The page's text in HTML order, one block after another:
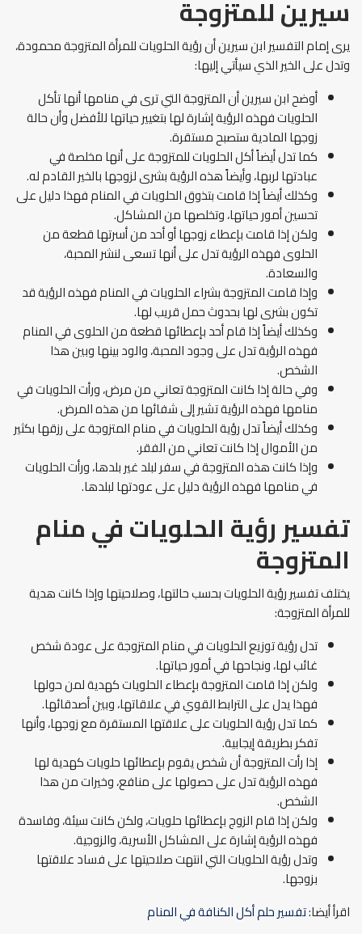
سيرين للمتزوجة
يرى إمام التفسير ابن سيرين أن رؤية الحلويات للمرأة المتزوجة محمودة،
وتدل على الخير الذي سيأتي إليها:
أوضح ابن سيرين أن المتزوجة التي ترى في منامها أنها تأكل
الحلويات فهذه الرؤية إشارة لها بتغيير حياتها للأفضل وأن حالة
زوجها المادية ستصبح مستقرة.
كما تدل أيضاً أكل الحلويات للمتزوجة على أنها مخلصة في
عبادتها لربها، وأيضاً هذه الرؤية بشرى لزوجها بالخير القادم له.
وكذلك أيضاً إذا قامت بتذوق الحلويات في المنام فهذا دليل على
تحسين أمور حياتها، وتخلصها من المشاكل.
ولكن إذا قامت بإعطاء زوجها أو أحد من أسرتها قطعة من
الحلوى فهذه الرؤية تدل على أنها تسعى لنشر المحبة،
والسعادة.
وإذا قامت المتزوجة بشراء الحلويات في المنام فهذه الرؤية قد
تكون بشرى لها بحدوث حمل قريب لها.
وكذلك أيضاً إذا قام أحد بإعطائها قطعة من الحلوى في المنام
فهذه الرؤية تدل على وجود المحبة، والود بينها وبين هذا
الشخص.
وفي حالة إذا كانت المتزوجة تعاني من مرض، ورأت الحلويات في
منامها فهذه الرؤية تشير إلى شفائها من هذه المرض.
وكذلك أيضاً تدل رؤية الحلويات في منام المتزوجة على رزقها بكثير
من الأموال إذا كانت تعاني من الفقر.
وإذا كانت هذه المتزوجة في سفر لبلد غير بلدها، ورأت الحلويات
في منامها فهذه الرؤية دليل على عودتها لبلدها.
تفسير رؤية الحلويات في منام
المتزوجة
يختلف تفسير رؤية الحلويات بحسب حالتها، وصلاحيتها وإذا كانت هدية
للمرأة المتزوجة:
تدل رؤية توزيع الحلويات في منام المتزوجة على عودة شخص
غائب لها، ونجاحها في أمور حياتها.
ولكن إذا قامت المتزوجة بإعطاء الحلويات كهدية لمن حولها
فهذا يدل على الترابط القوي في علاقاتها، وبين أصدقائها.
كما تدل رؤية الحلويات على علاقتها المستقرة مع زوجها، وأنها
تفكر بطريقة إيجابية.
إذا رأت المتزوجة أن شخص يقوم بإعطائها حلويات كهدية لها
فهذه الرؤية تدل على حصولها على منافع، وخيرات من هذا
الشخص.
ولكن إذا قام الزوج بإعطائها حلويات، ولكن كانت سيئة، وفاسدة
فهذه الرؤية إشارة على المشاكل الأسرية، والزوجية.
وتدل رؤية الحلويات التي انتهت صلاحيتها على فساد علاقتها
بزوجها.
اقرأ أيضا:تفسير حلم أكل الكنافة في المنام